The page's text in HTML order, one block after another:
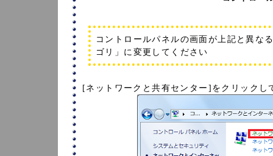
コントロールパネルの画面が上記と異な
ゴリ」に変更してください
[ネットワークと共有センター]をクリックし